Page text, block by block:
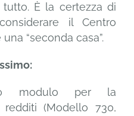
È la certezza di
il Centro
“seconda casa”.
modulo per la
redditi (Modello 730,